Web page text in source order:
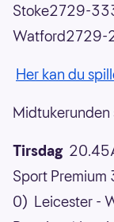
Stoke2729-
Watford2729-
Her kan du
Midtukerunden
Tirsdag
Sport Premium
0) Leicester -